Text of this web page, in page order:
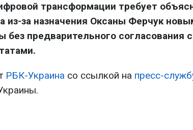
трансформации требует
из-за назначения Оксаны Ферчук
без предварительного согласования с
РБК-Украина со ссылкой на пресс-